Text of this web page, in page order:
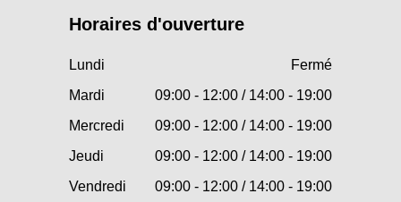
Horaires d'ouverture
Lundi
Fermé
Mardi
09:00 - 12:00 / 14:00 - 19:00
Mercredi
09:00 - 12:00 / 14:00 - 19:00
Jeudi
09:00 - 12:00 / 14:00 - 19:00
Vendredi
09:00 - 12:00 / 14:00 - 19:00